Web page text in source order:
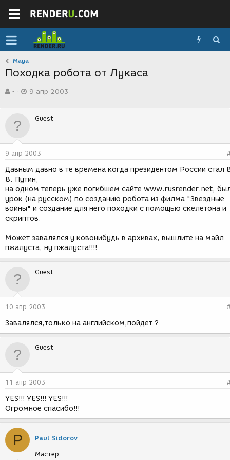
Maya
Походка робота от Лукаса
в
р
-
а
д
н
и
я
9 апр 2003
Guest
9 апр 2003
Давным давно в те времена когда президентом России стал
В. Путин,
на одном теперь уже погибшем сайте www.rusrender.net,
урок (на русском) по созданию робота из филма "Звездные
войны" и создание для него походки с помощью скелетона и
скриптов.
Может завалялся у ковонибудь в архивах, вышлите на майл
пжалуста, ну пжалуста!!!!
Guest
10 апр 2003
Завалялся,только на английском,пойдет ?
Guest
11 апр 2003
YES!!! YES!!! YES!!!
Огромное спасибо!!!
P Paul Sidorov
Мастер